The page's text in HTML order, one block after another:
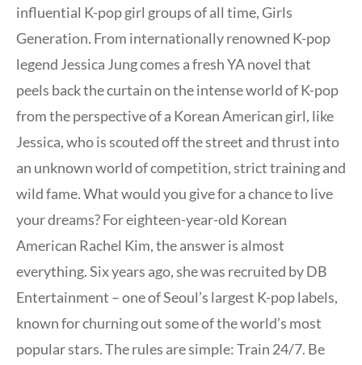
influential K-pop girl groups of all time, Girls
Generation. From internationally renowned K-pop
legend Jessica Jung comes a fresh YA novel that
peels back the curtain on the intense world of K-pop
from the perspective of a Korean American girl, like
Jessica, who is scouted off the street and thrust into
an unknown world of competition, strict training and
wild fame. What would you give for a chance to live
your dreams? For eighteen-year-old Korean
American Rachel Kim, the answer is almost
everything. Six years ago, she was recruited by DB
Entertainment – one of Seoul’s largest K-pop labels,
known for churning out some of the world’s most
popular stars. The rules are simple: Train 24/7. Be